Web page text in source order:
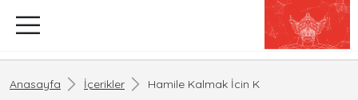
Anasayfa İçerikler Hamile Kalmak İcin K